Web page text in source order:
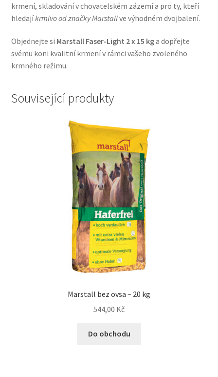
Vodítka a obojky
krmení, skladování v chovatelském zázemí a pro ty, kteří
hledajíkrmivo od značky Marstallve výhodném dvojbalení.
Objednejte si Marstall Faser-Light 2 x 15 kga dopřejte
svému koni kvalitní krmení v rámci vašeho zvoleného
krmného režimu.
Související produkty
Marstall bez ovsa – 20 kg
544,00 Kč
Do obchodu